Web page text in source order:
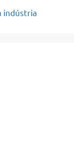
indústria